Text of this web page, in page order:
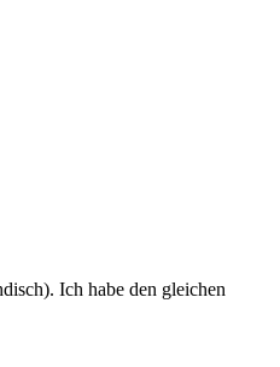
Ich habe den gleichen